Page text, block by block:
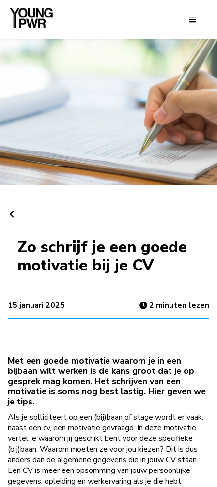
Zo schrijf je een goede
motivatie bij je CV
15 januari 2025 2 minuten lezen
Met een goede motivatie waarom je in een
bijbaan wilt werken is de kans groot dat je op
gesprek mag komen. Het schrijven van een
motivatie is soms nog best lastig. Hier geven we
je tips.
Als je solliciteert op een (bij)baan of stage wordt er vaak,
naast een cv, een motivatie gevraagd. In deze motivatie
vertel je waarom jij geschikt bent voor deze specifieke
(bij)baan. Waarom moeten ze voor jou kiezen? Dit is dus
anders dan de algemene gegevens die in jouw CV staan.
Een CV is meer een opsomming van jouw persoonlijke
gegevens, opleiding en werkervaring als je die hebt.